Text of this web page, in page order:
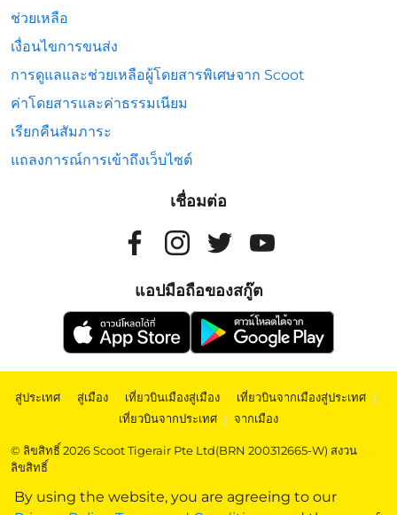
By using the website, you are agreeing to our
ช่วยเหลือ
เงื่อนไขการขนส่ง
การดูแลและช่วยเหลือผู้โดยสารพิเศษจาก Scoot
ค่าโดยสารและค่าธรรมเนียม
เรียกคืนสัมภาระ
แถลงการณ์การเข้าถึงเว็บไซต์
เชื่อมต่อ
แอปมือถือของสกู๊ต
สู่ประเทศ | สู่เมือง | เที่ยวบินเมืองสู่เมือง | เที่ยวบินจากเมืองสู่ประเทศ |
เที่ยวบินจากประเทศ | จากเมือง
© ลิขสิทธิ์ 2026 Scoot Tigerair Pte Ltd(BRN 200312665-W) สงวน
ลิขสิทธิ์